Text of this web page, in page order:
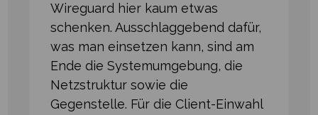
Wireguard hier kaum etwas
schenken. Ausschlaggebend dafür,
was man einsetzen kann, sind am
Ende die Systemumgebung, die
Netzstruktur sowie die
Gegenstelle. Für die Client-Einwahl